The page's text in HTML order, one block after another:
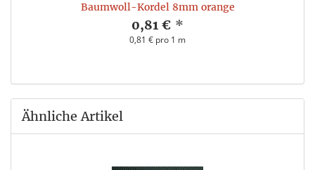
Baumwoll-Kordel 8mm orange
0,81 € *
0,81 € pro 1 m
Ähnliche Artikel